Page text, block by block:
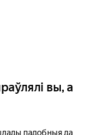
вы, а
падобныя да